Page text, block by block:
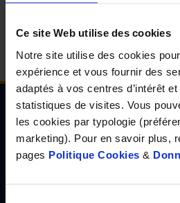
Ce site Web utilise des cookies
Notre site utilise des cookies
expérience et vous fournir des
adaptés à vos centres d’intérêt
statistiques de visites. Vous
les cookies par typologie
marketing). Pour en savoir plus,
pages Politique Cookies &
Newsletter de
et